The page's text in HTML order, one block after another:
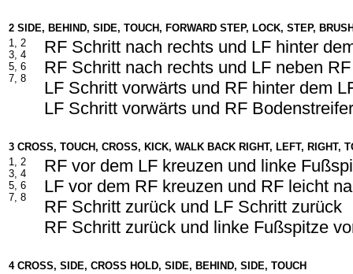
2 SIDE, BEHIND, SIDE, TOUCH, FORWARD STEP, LOCK, STEP,
1, 2
3, 4
5, 6
7, 8
RF Schritt nach rechts und LF hinter
RF Schritt nach rechts und LF neben
LF Schritt vorwärts und RF hinter dem
LF Schritt vorwärts und RF
3 CROSS, TOUCH, CROSS, KICK, WALK BACK RIGHT, LEFT, RIGHT,
1, 2
3, 4
5, 6
7, 8
RF vor dem LF kreuzen und linke
LF vor dem RF kreuzen und RF leicht
RF Schritt zurück und LF Schritt zurück
RF Schritt zurück und linke Fußspitze
4 CROSS, SIDE, CROSS HOLD, SIDE, BEHIND, SIDE, TOUCH